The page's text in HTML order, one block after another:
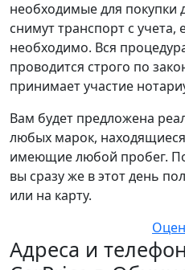
необходимые для покупки
снимут транспорт с учета,
необходимо. Вся
проводится строго по
принимает участие
Вам будет предложена
любых марок,
имеющие любой пробег.
вы сразу же в этот день
или на карту.
Адреса и